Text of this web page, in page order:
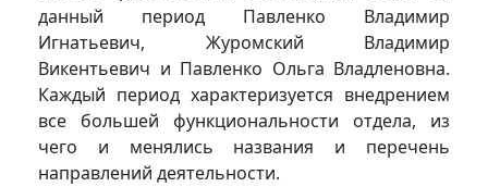
данный период Павленко Владимир
Игнатьевич, Журомский Владимир
Викентьевич и Павленко Ольга Владленовна.
Каждый период характеризуется внедрением
все большей функциональности отдела, из
чего и менялись названия и перечень
направлений деятельности.